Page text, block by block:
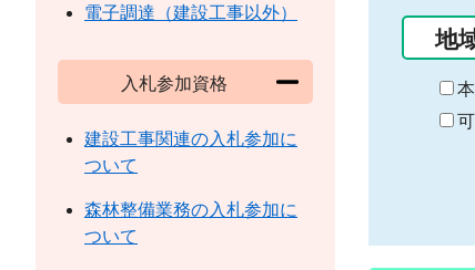
の
始
ま
り
地
電子調達（建設工事以外）
入札参加資格
建設工事関連の入札参加に
ついて
森林整備業務の入札参加に
ついて